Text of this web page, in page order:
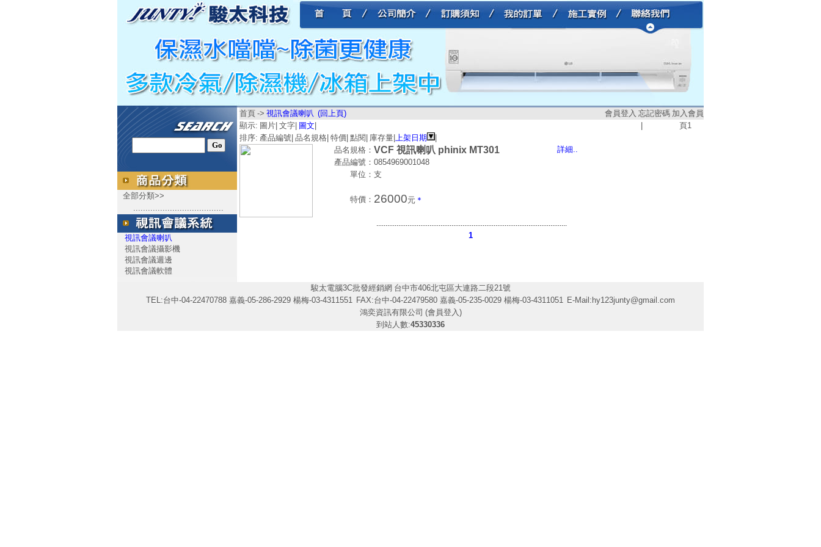
全部分類>>
.....................................
視訊會議喇叭
視訊會議攝影機
視訊會議週邊
視訊會議軟體
首頁 -> 視訊會議喇叭 (回上頁) 會員登入 忘記密碼 加入會員
顯示: 圖片 文字 圖文 頁1
排序: 產品編號 品名規格 特價 點閱 庫存量 上架日期
品名規格： VCF 視訊喇叭 phinix MT301
產品編號： 0854969001048
單位： 支
特價： 26000元 ＊
詳細..
........................................................................................................
1
駿太電腦3C批發經銷網 台中市406北屯區大連路二段21號
TEL:台中-04-22470788 嘉義-05-286-2929 楊梅-03-4311551 FAX:台中-04-22479580 嘉義-05-235-0029 楊梅-03-4311051 E-Mail: hy123junty@gmail.com
鴻奕資訊有限公司 (會員登入)
到站人數:45330336